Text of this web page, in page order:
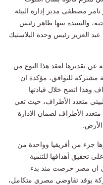
تامر مصطفى مدير إدارة البيئة
والسيدة سها طاهر رئيس
عبد العزيز رئيس وحدة البلاستيك
عن تقديرها لعقد هذا النوع من
مشتركة للتوافق، مؤكدة ان
وهذا اتضح خلال قيادتها
متعدد الأطراف، حيث تعي
الأطراف لضمان الادارة
الأرض.
جزء من أفريقيا وواحدة من
تحقيق أهدافها للتنمية
ان مصر حرصت منذ بدء
بوفد تفاوضي مصري متكامل،